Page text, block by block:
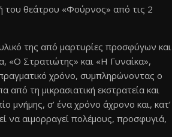
του θεάτρου «Φούρνος» από τις 2
της από μαρτυρίες προσφύγων και
«Ο Στρατιώτης» και «Η Γυναίκα»,
χρόνο, συμπληρώνοντας ο
τη μικρασιατική εκστρατεία και
μνήμης, σ’ ένα χρόνο άχρονο και, κατ’
να αιμορραγεί πολέμους, προσφυγιά,